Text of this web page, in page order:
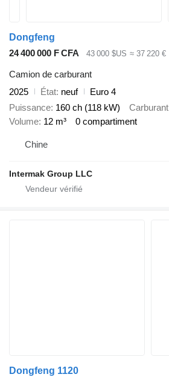
Dongfeng
24 400 000 F CFA
43 000 $US ≈ 37 220 €
Camion de carburant
2025
État neuf
Euro 4
Puissance 160 ch (118 kW) Carburant
Volume 12 m³ 0 compartiment
Chine
Intermak Group LLC
Dongfeng 1120